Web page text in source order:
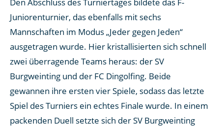
Den Abschluss des Turniertages bildete das F-
Juniorenturnier, das ebenfalls mit sechs
Mannschaften im Modus „Jeder gegen Jeden“
ausgetragen wurde. Hier kristallisierten sich schnell
zwei überragende Teams heraus: der SV
Burgweinting und der FC Dingolfing. Beide
gewannen ihre ersten vier Spiele, sodass das letzte
Spiel des Turniers ein echtes Finale wurde. In einem
packenden Duell setzte sich der SV Burgweinting